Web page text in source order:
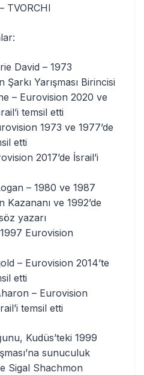
TVORCHI
David – 1973
Şarkı Yarışması Birincisi
– Eurovision 2020 ve
temsil etti
1973 ve 1977’de
etti
2017’de İsrail’i
– 1980 ve 1987
Kazananı ve 1992’de
yazarı
Eurovision
– Eurovision 2014’te
etti
– Eurovision
temsil etti
Kudüs’teki 1999
sunuculuk
Sigal Shachmon